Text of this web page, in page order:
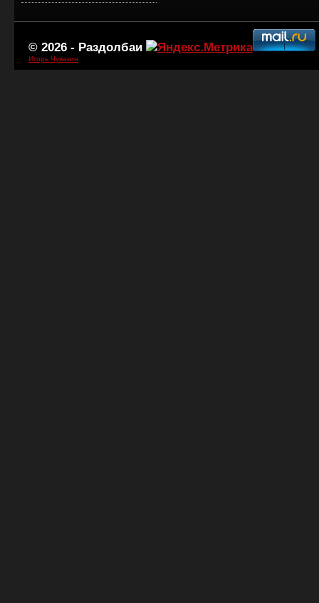
© 2026 - Раздолбаи
Игорь Чувакин